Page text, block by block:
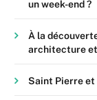
un week-end ?
À la
architecture
Saint Pierre et